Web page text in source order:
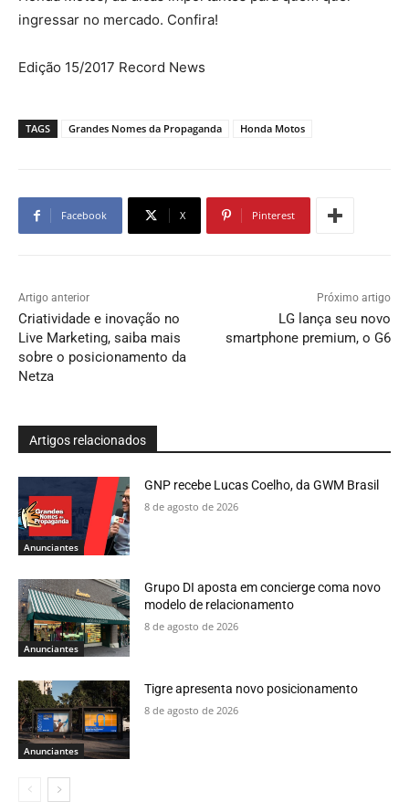
ingressar no mercado. Confira!
Edição 15/2017 Record News
TAGS Grandes Nomes da Propaganda Honda Motos
Facebook X Pinterest
Artigo anterior
Criatividade e inovação no
Live Marketing, saiba mais
sobre o posicionamento da
Netza
Próximo artigo
LG lança seu novo
smartphone premium, o G6
Artigos relacionados
Anunciantes
GNP recebe Lucas Coelho, da GWM Brasil
8 de agosto de 2026
Anunciantes
Grupo DI aposta em concierge coma novo
modelo de relacionamento
8 de agosto de 2026
Anunciantes
Tigre apresenta novo posicionamento
8 de agosto de 2026